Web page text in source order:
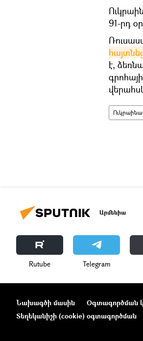
91-րդ
է,
Ուկրաինա
Արմենիա
Rutube Telegram
Նախագծի մասին Օգտագործման
Տեղեկանիշի (cookie) օգտագործման